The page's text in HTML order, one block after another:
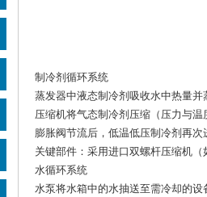
制冷剂循环系统
蒸发器中液态制冷剂吸收水中热量并
压缩机将气态制冷剂压缩（压力与温
膨胀阀节流后，低温低压制冷剂再次
关键部件：采用进口双螺杆压缩机（
水循环系统
水泵将水箱中的水抽送至需冷却的设